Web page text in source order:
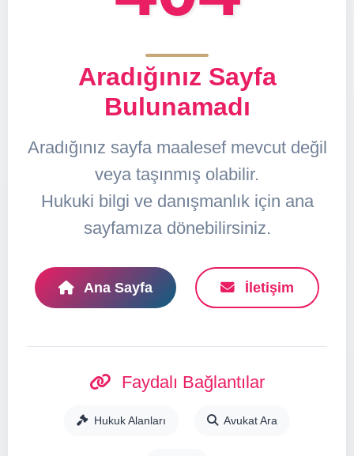
Aradığınız Sayfa
Bulunamadı
Aradığınız sayfa maalesef mevcut değil
veya taşınmış olabilir.
Hukuki bilgi ve danışmanlık için ana
sayfamıza dönebilirsiniz.
Ana Sayfa İletişim
Faydalı Bağlantılar
Hukuk Alanları Avukat Ara